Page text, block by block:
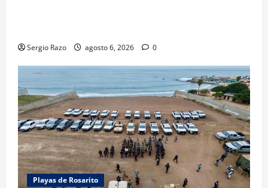
Sergio Razo agosto 6, 2026 0
Playas de Rosarito